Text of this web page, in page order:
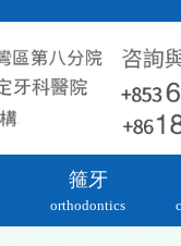
箍牙
orthodontics